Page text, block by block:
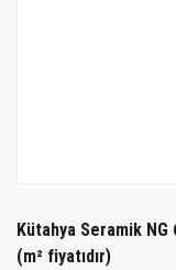
Kütahya Seramik NG
(m² fiyatıdır)